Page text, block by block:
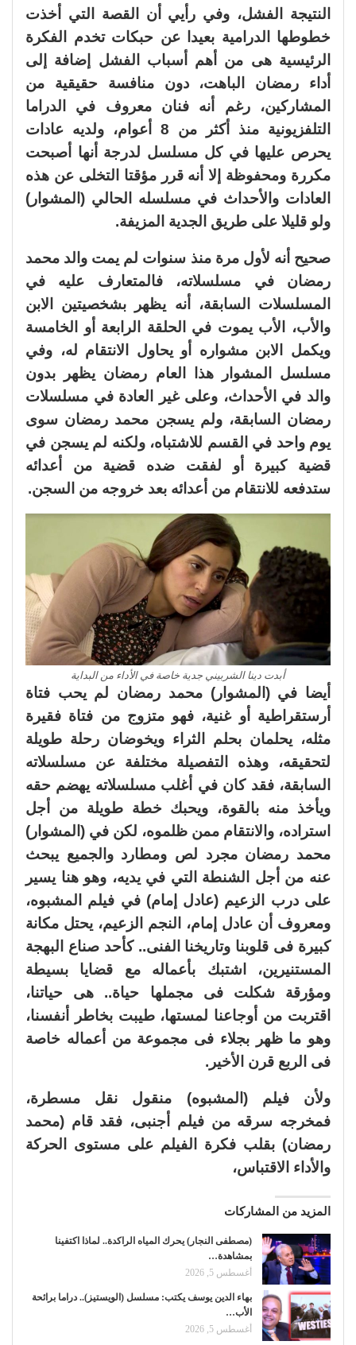
النتيجة الفشل، وفي رأيي أن القصة التي أخذت
خطوطها الدرامية بعيدا عن حبكات تخدم الفكرة
الرئيسية هى من أهم أسباب الفشل إضافة إلى
أداء رمضان الباهت، دون منافسة حقيقية من
المشاركين، رغم أنه فنان معروف في الدراما
التلفزيونية منذ أكثر من 8 أعوام، ولديه عادات
يحرص عليها في كل مسلسل لدرجة أنها أصبحت
مكررة ومحفوظة إلا أنه قرر مؤقتا التخلى عن هذه
العادات والأحداث في مسلسله الحالي (المشوار)
ولو قليلا على طريق الجدية المزيفة.
صحيح أنه لأول مرة منذ سنوات لم يمت والد محمد
رمضان في مسلسلاته، فالمتعارف عليه في
المسلسلات السابقة، أنه يظهر بشخصيتين الابن
والأب، الأب يموت في الحلقة الرابعة أو الخامسة
ويكمل الابن مشواره أو يحاول الانتقام له، وفي
مسلسل المشوار هذا العام رمضان يظهر بدون
والد في الأحداث، وعلى غير العادة في مسلسلات
رمضان السابقة، ولم يسجن محمد رمضان سوى
يوم واحد في القسم للاشتباه، ولكنه لم يسجن في
قضية كبيرة أو لفقت ضده قضية من أعدائه
ستدفعه للانتقام من أعدائه بعد خروجه من السجن.
أبدت دينا الشربيني جدية خاصة في الأداء من البداية
أيضا في (المشوار) محمد رمضان لم يحب فتاة
أرستقراطية أو غنية، فهو متزوج من فتاة فقيرة
مثله، يحلمان بحلم الثراء ويخوضان رحلة طويلة
لتحقيقه، وهذه التفصيلة مختلفة عن مسلسلاته
السابقة، فقد كان في أغلب مسلسلاته يهضم حقه
ويأخذ منه بالقوة، ويحبك خطة طويلة من أجل
استراده، والانتقام ممن ظلموه، لكن في (المشوار)
محمد رمضان مجرد لص ومطارد والجميع يبحث
عنه من أجل الشنطة التي في يديه، وهو هنا يسير
على درب الزعيم (عادل إمام) في فيلم المشبوه،
ومعروف أن عادل إمام، النجم الزعيم، يحتل مكانة
كبيرة فى قلوبنا وتاريخنا الفنى.. كأحد صناع البهجة
المستنيرين، اشتبك بأعماله مع قضايا بسيطة
ومؤرقة شكلت فى مجملها حياة.. هى حياتنا،
اقتربت من أوجاعنا لمستها، طيبت بخاطر أنفسنا،
وهو ما ظهر بجلاء فى مجموعة من أعماله خاصة
فى الربع قرن الأخير.
ولأن فيلم (المشبوه) منقول نقل مسطرة،
فمخرجه سرقه من فيلم أجنبى، فقد قام (محمد
رمضان) بقلب فكرة الفيلم على مستوى الحركة
والأداء الاقتباس،
المزيد من المشاركات
(مصطفى النجار) يحرك المياه الراكدة.. لماذا اكتفينا
بمشاهدة…
أغسطس 5, 2026
بهاء الدين يوسف يكتب: مسلسل (الويستيز).. دراما برائحة
الأب…
أغسطس 5, 2026